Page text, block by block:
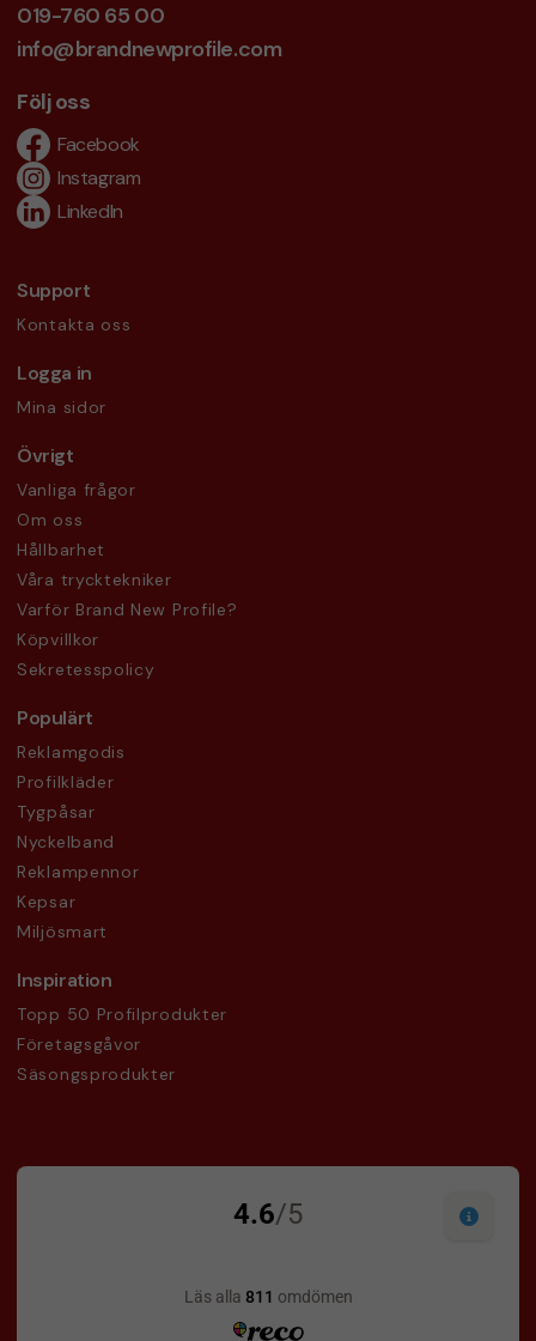
019-760 65 00
info@brandnewprofile.com
Följ oss
Facebook
Instagram
LinkedIn
Support
Kontakta oss
Logga in
Mina sidor
Övrigt
Vanliga frågor
Om oss
Hållbarhet
Våra trycktekniker
Varför Brand New Profile?
Köpvillkor
Sekretesspolicy
Populärt
Reklamgodis
Profilkläder
Tygpåsar
Nyckelband
Reklampennor
Kepsar
Miljösmart
Inspiration
Topp 50 Profilprodukter
Företagsgåvor
Säsongsprodukter